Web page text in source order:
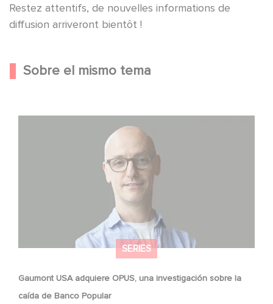
Restez attentifs, de nouvelles informations de
diffusion arriveront bientôt !
Sobre el mismo tema
SERIES
Gaumont USA adquiere OPUS, una investigación sobre la
caída de Banco Popular
la caída de Banco Popular